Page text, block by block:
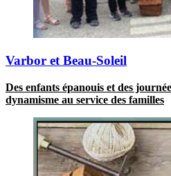
Varbor et Beau-Soleil
Des enfants épanouis et des
dynamisme au service des familles